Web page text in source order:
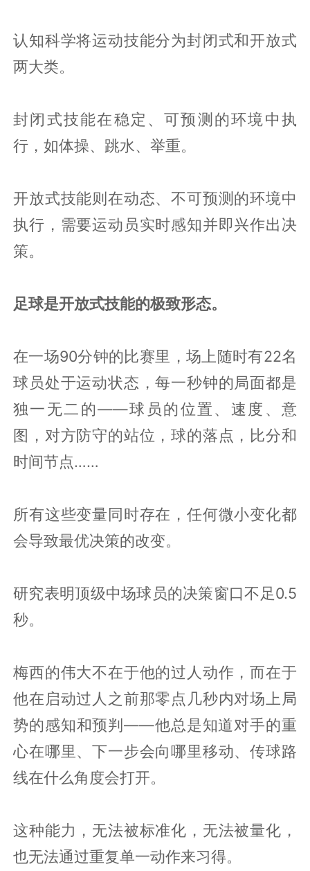
认知科学将运动技能分为封闭式和开放式
两大类。
封闭式技能在稳定、可预测的环境中执
行，如体操、跳水、举重。
开放式技能则在动态、不可预测的环境中
执行，需要运动员实时感知并即兴作出决
策。
足球是开放式技能的极致形态。
在一场90分钟的比赛里，场上随时有22名
球员处于运动状态，每一秒钟的局面都是
独一无二的——球员的位置、速度、意
图，对方防守的站位，球的落点，比分和
时间节点……
所有这些变量同时存在，任何微小变化都
会导致最优决策的改变。
研究表明顶级中场球员的决策窗口不足0.5
秒。
梅西的伟大不在于他的过人动作，而在于
他在启动过人之前那零点几秒内对场上局
势的感知和预判——他总是知道对手的重
心在哪里、下一步会向哪里移动、传球路
线在什么角度会打开。
这种能力，无法被标准化，无法被量化，
也无法通过重复单一动作来习得。